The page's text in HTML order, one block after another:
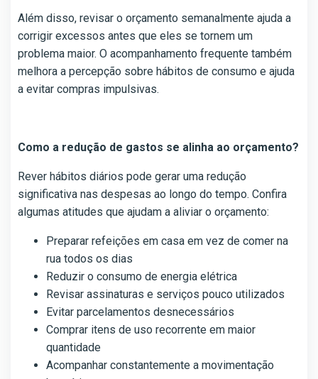
Além disso, revisar o orçamento semanalmente ajuda a
corrigir excessos antes que eles se tornem um
problema maior. O acompanhamento frequente também
melhora a percepção sobre hábitos de consumo e ajuda
a evitar compras impulsivas.
Como a redução de gastos se alinha ao orçamento?
Rever hábitos diários pode gerar uma redução
significativa nas despesas ao longo do tempo. Confira
algumas atitudes que ajudam a aliviar o orçamento:
Preparar refeições em casa em vez de comer na
rua todos os dias
Reduzir o consumo de energia elétrica
Revisar assinaturas e serviços pouco utilizados
Evitar parcelamentos desnecessários
Comprar itens de uso recorrente em maior
quantidade
Acompanhar constantemente a movimentação